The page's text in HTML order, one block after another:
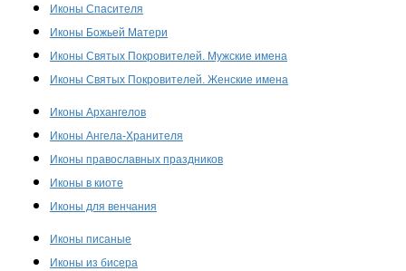
Иконы Спасителя
Иконы Божьей Матери
Иконы Святых Покровителей. Мужские имена
Иконы Святых Покровителей. Женские имена
Иконы Архангелов
Иконы Ангела-Хранителя
Иконы православных праздников
Иконы в киоте
Иконы для венчания
Иконы писаные
Иконы из бисера